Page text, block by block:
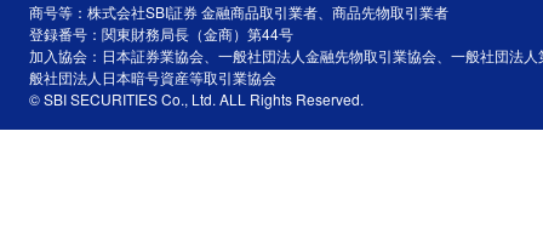
商号等：株式会社SBI証券 金融商品取引業者、商品先物取引業者
登録番号：関東財務局長（金商）第44号
加入協会：日本証券業協会、一般社団法人金融先物取引業協会、一般社団法
般社団法人日本暗号資産等取引業協会
© SBI SECURITIES Co., Ltd. ALL Rights Reserved.